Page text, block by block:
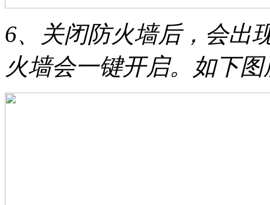
6、关闭防火墙后，会出
火墙会一键开启。如下